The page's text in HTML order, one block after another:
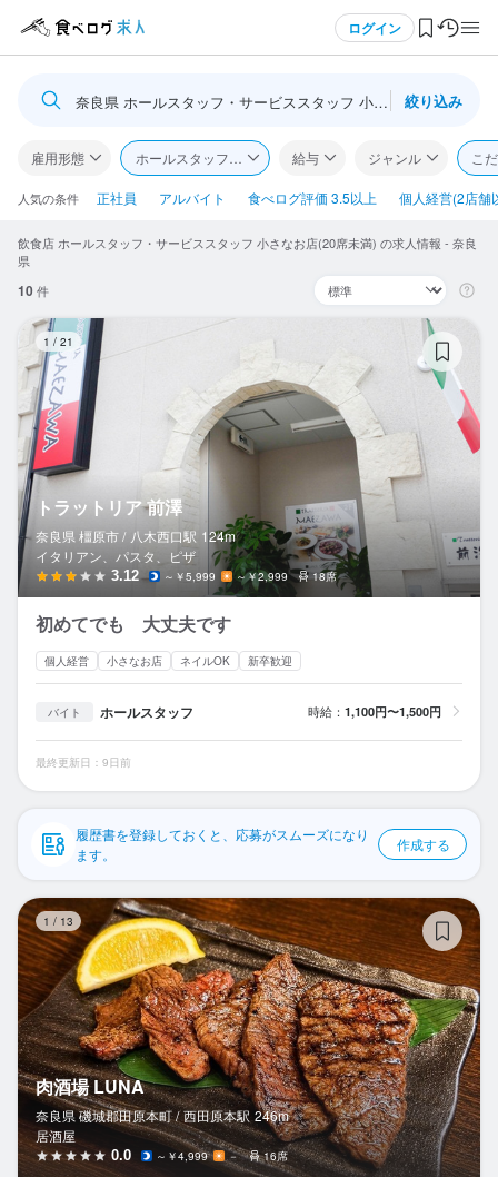
ログイン
ログイン・無料会員登録
食べログ求人TOP
求人検索
マイページ管理
閲覧履歴
気になる求人
検索履歴・保存した条件
応募履歴
WEB履歴書
ヘルプ・お問い合わせフォーム
掲載をご検討の店舗様へ
食べログ求人PRESS
プライバシーポリシー
利用規約
企業情報
奈良県 ホールスタッフ・サービススタッフ 小さなお店(20席未満)
絞り込み
雇用形態 ホールスタッフ・サービススタッフ
給与 ジャンル こ
人気の条件 正社員 アルバイト 食べログ評価 3.5以上 個人経営(2店舗
飲食店 ホールスタッフ・サービススタッフ 小さなお店(20席未満) の求人情報 - 奈良
県
10件
1 / 21
トラットリア 前澤
奈良県 橿原市 / 八木西口駅 124m
イタリアン、パスタ、ピザ
3.12 ～￥5,999 ～￥2,999 18席
初めてでも 大丈夫です
個人経営 小さなお店 ネイルOK 新卒歓迎
バイト ホールスタッフ 時給： 1,100円〜1,500円
最終更新日：9日前
履歴書を登録しておくと、応募がスムーズになり
ます。
作成する
1 / 13
肉酒場 LUNA
奈良県 磯城郡田原本町 / 西田原本駅 246m
居酒屋
0.0 ～￥4,999 － 16席